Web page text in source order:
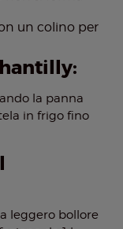
un colino per
la panna
in frigo fino
bollore